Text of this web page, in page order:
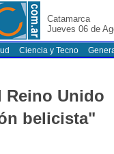
Catamarca
Jueves 06 de
Ciencia y Tecno
Reino Unido
belicista"